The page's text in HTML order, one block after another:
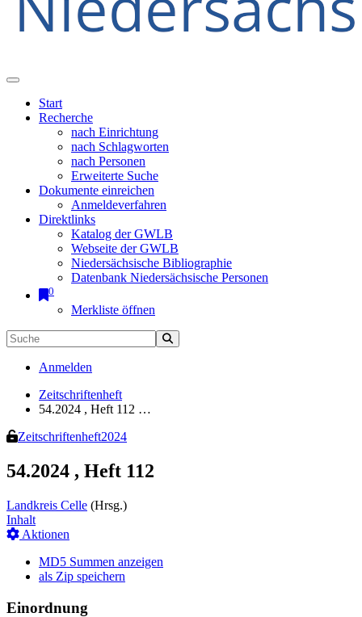
Start
Recherche
nach Einrichtung
nach Schlagworten
nach Personen
Erweiterte Suche
Dokumente einreichen
Anmeldeverfahren
Direktlinks
Katalog der GWLB
Webseite der GWLB
Niedersächsische Bibliographie
Datenbank Niedersächsische Personen
0
Merkliste öffnen
Anmelden
Zeitschriftenheft
54.2024 , Heft 112 …
Zeitschriftenheft2024
54.2024 , Heft 112
Landkreis Celle (Hrsg.)
Inhalt
Aktionen
MD5 Summen anzeigen
als Zip speichern
Einordnung